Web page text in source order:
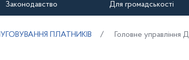
Законодавство Для громадськості
ПЛАТНИКІВ Головне управління